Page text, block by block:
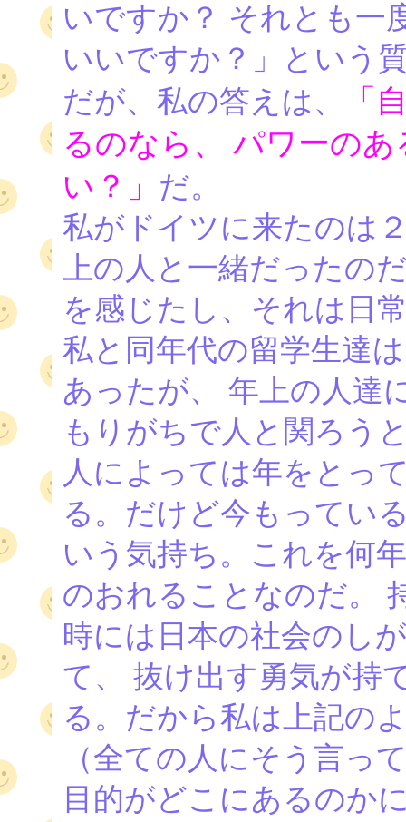
いですか？ それとも一
いいですか？」という
だが、私の答えは、
「
るのなら、 パワーの
い？」 だ。
私がドイツに来たのは
上の人と一緒だったの
を感じたし、それは日
私と同年代の留学生達
あったが、 年上の人達
もりがちで人と関ろう
人によっては年をとっ
る。だけど今もってい
いう気持ち。これを何
のおれることなのだ。
時には日本の社会のし
て、 抜け出す勇気が持
る。だから私は上記の
（全ての人にそう言っ
目的がどこにあるのか